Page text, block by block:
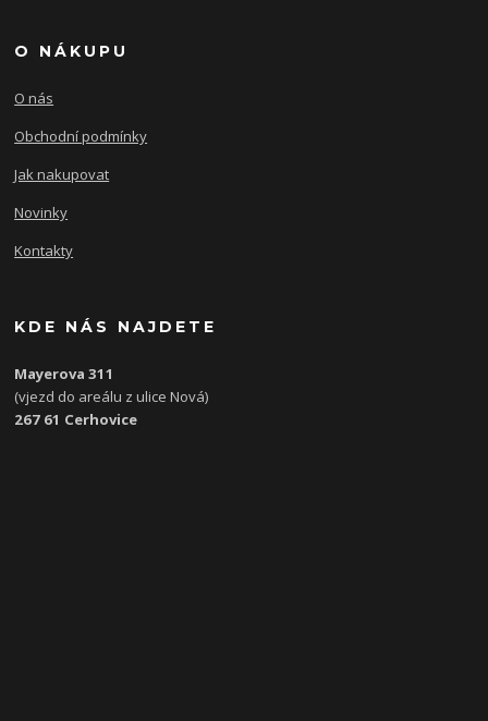
O NÁKUPU
O nás
Obchodní podmínky
Jak nakupovat
Novinky
Kontakty
KDE NÁS NAJDETE
Mayerova 311
(vjezd do areálu z ulice Nová)
267 61 Cerhovice